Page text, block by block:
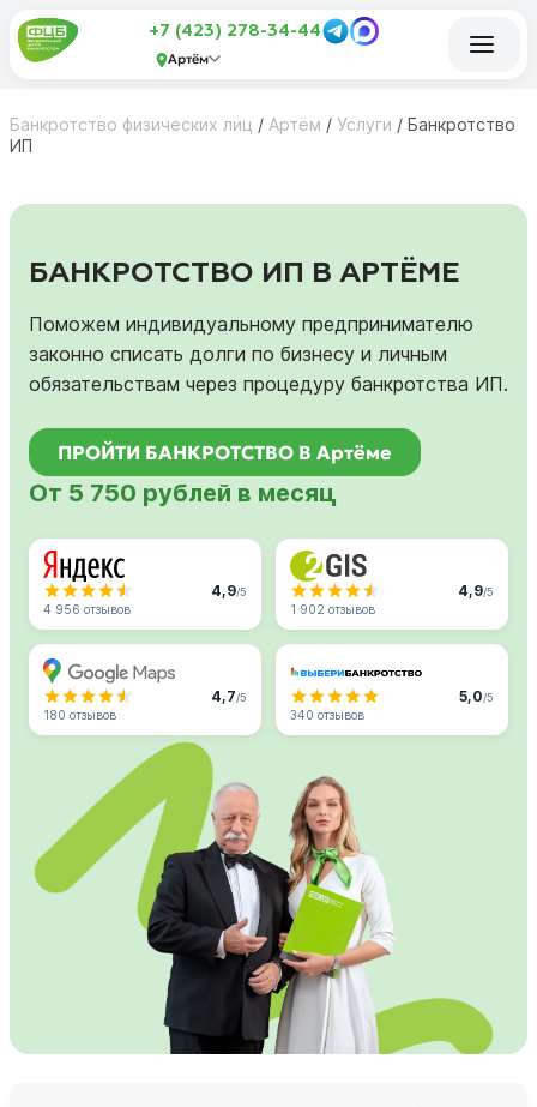
+7 (423) 278-34-44
Артём
Банкротство физических лиц / Артём / Услуги / Банкротство
ИП
БАНКРОТСТВО ИП В АРТЁМЕ
Поможем индивидуальному предпринимателю
законно списать долги по бизнесу и личным
обязательствам через процедуру банкротства ИП.
ПРОЙТИ БАНКРОТСТВО В Артёме
От 5 750 рублей в месяц
4,9/5
4 956 отзывов
4,9/5
1 902 отзывов
4,7/5
180 отзывов
5,0/5
340 отзывов